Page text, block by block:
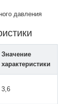
давления
Значение
характеристики
3,6